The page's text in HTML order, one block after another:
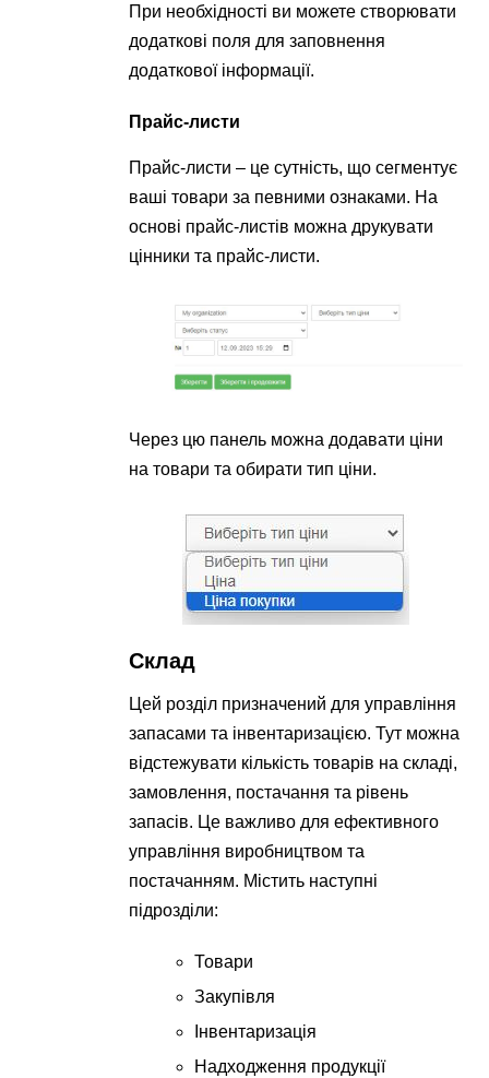
При необхідності ви можете створювати
додаткові поля для заповнення
додаткової інформації.
Прайс-листи
Прайс-листи – це сутність, що сегментує
ваші товари за певними ознаками. На
основі прайс-листів можна друкувати
цінники та прайс-листи.
Через цю панель можна додавати ціни
на товари та обирати тип ціни.
Склад
Цей розділ призначений для управління
запасами та інвентаризацією. Тут можна
відстежувати кількість товарів на складі,
замовлення, постачання та рівень
запасів. Це важливо для ефективного
управління виробництвом та
постачанням. Містить наступні
підрозділи:
Товари
Закупівля
Інвентаризація
Надходження продукції